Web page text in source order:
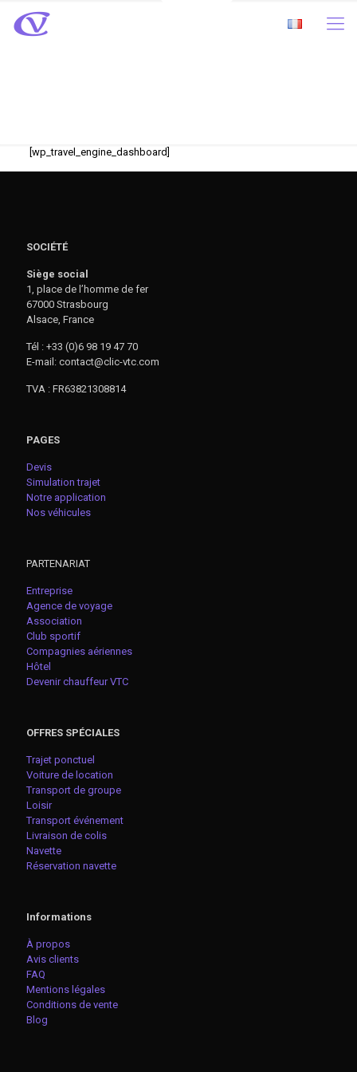
[wp_travel_engine_dashboard]
SOCIÉTÉ
Siège social
1, place de l’homme de fer
67000 Strasbourg
Alsace, France
Tél : +33 (0)6 98 19 47 70
E-mail: contact@clic-vtc.com
TVA : FR63821308814
PAGES
Devis
Simulation trajet
Notre application
Nos véhicules
PARTENARIAT
Entreprise
Agence de voyage
Association
Club sportif
Compagnies aériennes
Hôtel
Devenir chauffeur VTC
OFFRES SPÉCIALES
Trajet ponctuel
Voiture de location
Transport de groupe
Loisir
Transport événement
Livraison de colis
Navette
Réservation navette
Informations
À propos
Avis clients
FAQ
Mentions légales
Conditions de vente
Blog